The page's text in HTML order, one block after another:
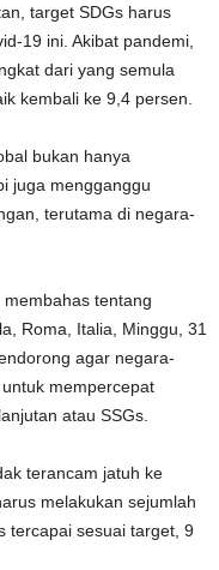
target SDGs harus
19 ini. Akibat pandemi,
dari yang semula
kembali ke 9,4 persen.
bukan hanya
juga mengganggu
terutama di negara-
tentang
Roma, Italia, Minggu, 31
agar negara-
mempercepat
atau SSGs.
terancam jatuh ke
melakukan sejumlah
tercapai sesuai target, 9